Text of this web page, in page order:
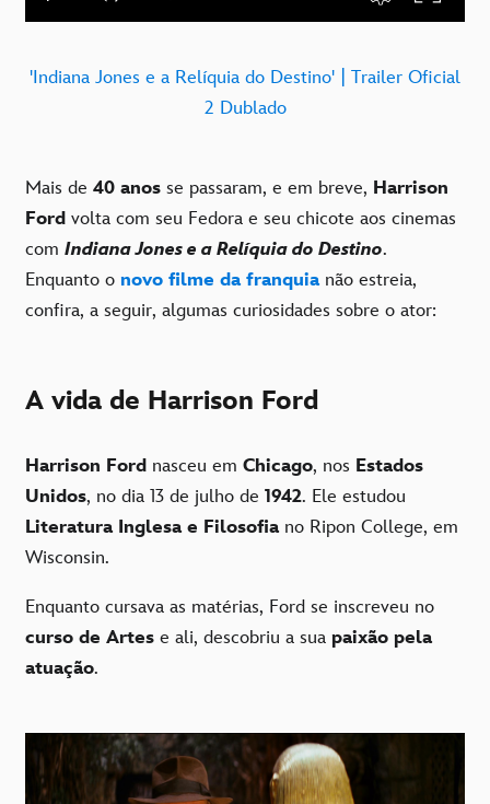
'Indiana Jones e a Relíquia do Destino' | Trailer Oficial
2 Dublado
Mais de 40 anos se passaram, e em breve, Harrison
Ford volta com seu Fedora e seu chicote aos cinemas
com Indiana Jones e a Relíquia do Destino.
Enquanto o novo filme da franquianão estreia,
confira, a seguir, algumas curiosidades sobre o ator:
A vida de Harrison Ford
Harrison Ford nasceu em Chicago, nos Estados
Unidos, no dia 13 de julho de 1942. Ele estudou
Literatura Inglesa e Filosofiano Ripon College, em
Wisconsin.
Enquanto cursava as matérias, Ford se inscreveu no
curso de Artes e ali, descobriu a sua paixão pela
atuação.